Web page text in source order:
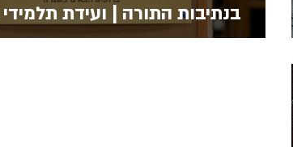
בנתיבות התורה | ועידת
תעסוק בדיני פרשת זכור